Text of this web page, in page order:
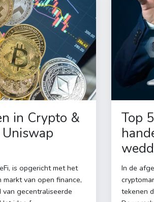
in Crypto &
is opgericht met het
van open finance,
van gecentraliseerde
Top
In de
tekenen